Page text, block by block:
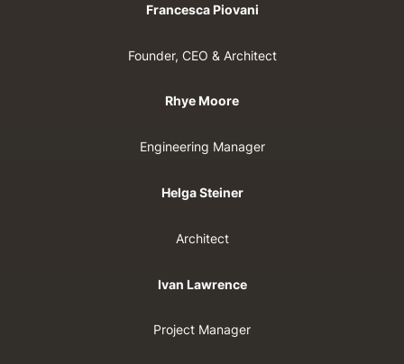
Francesca Piovani
Founder, CEO & Architect
Rhye Moore
Engineering Manager
Helga Steiner
Architect
Ivan Lawrence
Project Manager